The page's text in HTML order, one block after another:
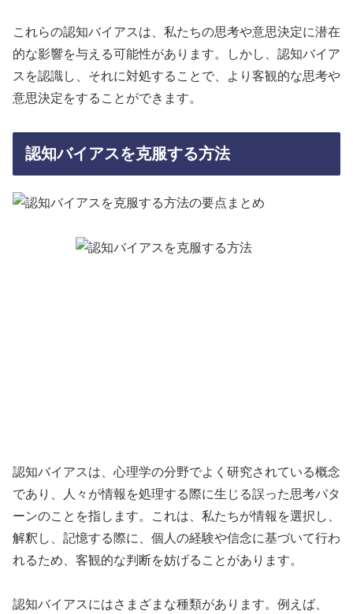
これらの認知バイアスは、私たちの思考や意思決定に潜在
的な影響を与える可能性があります。しかし、認知バイア
スを認識し、それに対処することで、より客観的な思考や
意思決定をすることができます。
認知バイアスを克服する方法
認知バイアスは、心理学の分野でよく研究されている概念
であり、人々が情報を処理する際に生じる誤った思考パタ
ーンのことを指します。これは、私たちが情報を選択し、
解釈し、記憶する際に、個人の経験や信念に基づいて行わ
れるため、客観的な判断を妨げることがあります。
認知バイアスにはさまざまな種類があります。例えば、